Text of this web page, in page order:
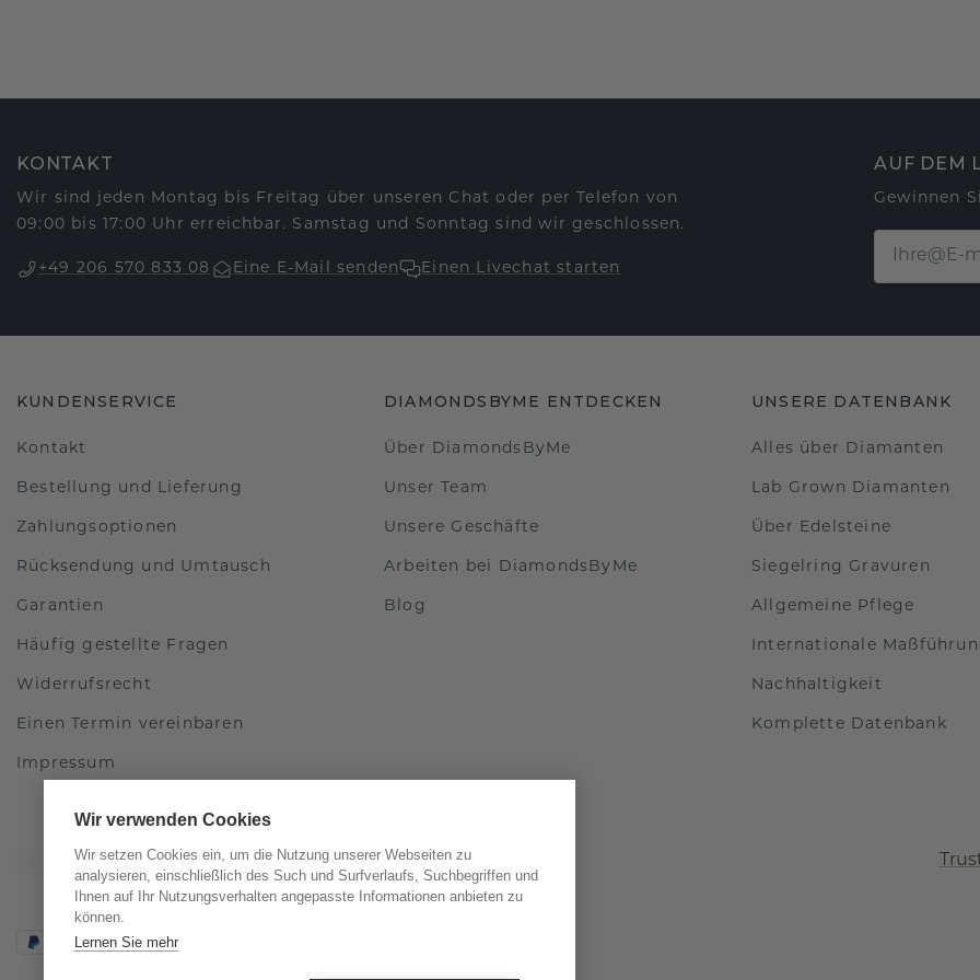
KONTAKT
Wir sind jeden Montag bis Freitag über unseren Chat oder per Telefon von
09:00 bis 17:00 Uhr erreichbar. Samstag und Sonntag sind wir geschlossen.
+49 206 570 833 08 Eine E-Mail senden Einen Livechat starten
AUF DEM
Gewinnen
KUNDENSERVICE
Kontakt
Bestellung und Lieferung
Zahlungsoptionen
Rücksendung und Umtausch
Garantien
Häufig gestellte Fragen
Widerrufsrecht
Einen Termin vereinbaren
Impressum
DIAMONDSBYME ENTDECKEN
Über DiamondsByMe
Unser Team
Unsere Geschäfte
Arbeiten bei DiamondsByMe
Blog
UNSERE DATENBANK
Alles über Diamanten
Lab Grown Diamanten
Über Edelsteine
Siegelring Gravuren
Allgemeine Pflege
Internationale
Nachhaltigkeit
Komplette Datenbank
Wir verwenden Cookies
Wir setzen Cookies ein, um die Nutzung unserer Webseiten zu
analysieren, einschließlich des Such und Surfverlaufs, Suchbegriffen und
Ihnen auf Ihr Nutzungsverhalten angepasste Informationen anbieten zu
können.
Lernen Sie mehr